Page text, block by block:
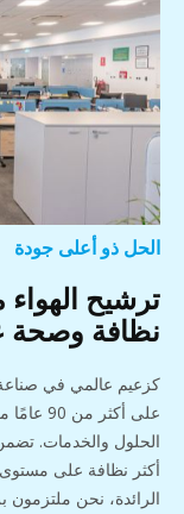
الحل ذو أعلى جودة
ترشيح
نظافة وصحة
كزعيم عالمي في صناعة
على
الحلول والخدمات.
أكثر نظافة على مستوى
الرائدة، نحن